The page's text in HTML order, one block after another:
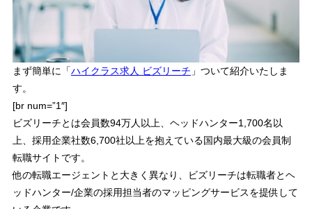
まず簡単に「ハイクラス求人 ビズリーチ 」ついて紹介いたしま
す。
[br num=”1″]
ビズリーチとは会員数94万人以上、ヘッドハンター1,700名以
上、採用企業社数6,700社以上を抱えている国内最大級の会員制
転職サイト です。
他の転職エージェントと大きく異なり、
ビズリーチは転職者とヘ
ッドハンター/企業の採用担当者のマッピングサービスを提供して